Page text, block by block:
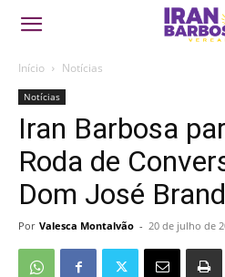
Início Notícias
Notícias
Iran Barbosa
Roda de
Dom José
Por Valesca Montalvão - 20 de julho de